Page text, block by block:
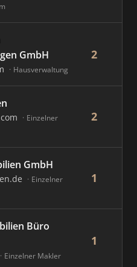
GmbH
Hausverwaltung
2
Einzelner
2
GmbH
Einzelner
1
Büro
Einzelner Makler
1